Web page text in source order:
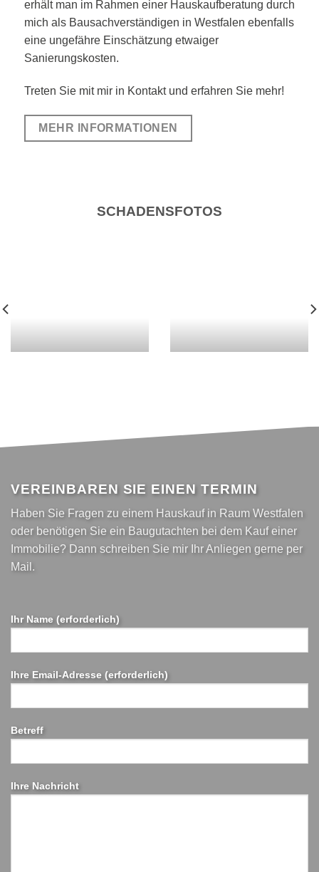
erhält man im Rahmen einer Hauskaufberatung durch
mich als Bausachverständigen in Westfalen ebenfalls
eine ungefähre Einschätzung etwaiger
Sanierungskosten.
Treten Sie mit mir in Kontakt und erfahren Sie mehr!
MEHR INFORMATIONEN
SCHADENSFOTOS
VEREINBAREN SIE EINEN TERMIN
Haben Sie Fragen zu einem Hauskauf in Raum Westfalen
oder benötigen Sie ein Baugutachten bei dem Kauf einer
Immobilie? Dann schreiben Sie mir Ihr Anliegen gerne per
Mail.
Ihr Name (erforderlich)
Ihre Email-Adresse (erforderlich)
Betreff
Ihre Nachricht